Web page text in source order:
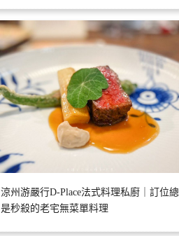
涼州游嚴行D-Place法式料理私廚｜訂位總
是秒殺的老宅無菜單料理